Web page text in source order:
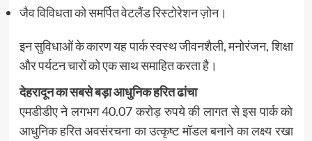
जैव विविधता को समर्पित वेटलैंड रिस्टोरेशन ज़ोन।
इन सुविधाओं के कारण यह पार्क स्वस्थ जीवनशैली, मनोरंजन, शिक्षा
और पर्यटन चारों को एक साथ समाहित करता है।
देहरादून का सबसे बड़ा आधुनिक हरित ढांचा
एमडीडीए ने लगभग 40.07 करोड़ रुपये की लागत से इस पार्क को
आधुनिक हरित अवसंरचना का उत्कृष्ट मॉडल बनाने का लक्ष्य रखा